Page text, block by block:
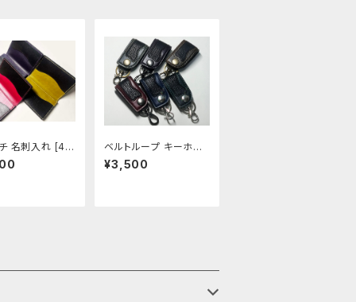
名刺入れ [41
ベルトループ キーホル
ダー(サメ革) 全6色 [4
37-442]
¥3,500